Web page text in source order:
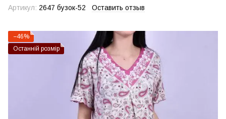
Артикул: 2647 бузок-52 Оставить отзыв
−46%
Останній розмір